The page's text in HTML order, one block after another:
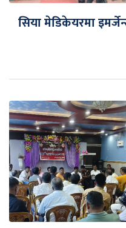
सिया मेडिकेयरमा